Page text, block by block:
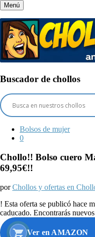
Menú
Buscador de chollos
Bolsos de mujer
0
Chollo!! Bolso cuero
69,95€!!
porChollos y ofertas en
! Esta oferta se publicó hace
caducado. Encontrarás
Ver en AMAZON